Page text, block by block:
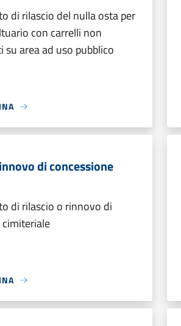
di rilascio del nulla osta per
con carrelli non
area ad uso pubblico
di concessione
di rilascio o rinnovo di